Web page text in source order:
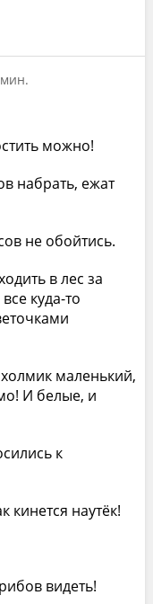
можно!
набрать, ежат
не обойтись.
в лес за
куда-то
маленький,
И белые, и
к
кинется наутёк!
видеть!